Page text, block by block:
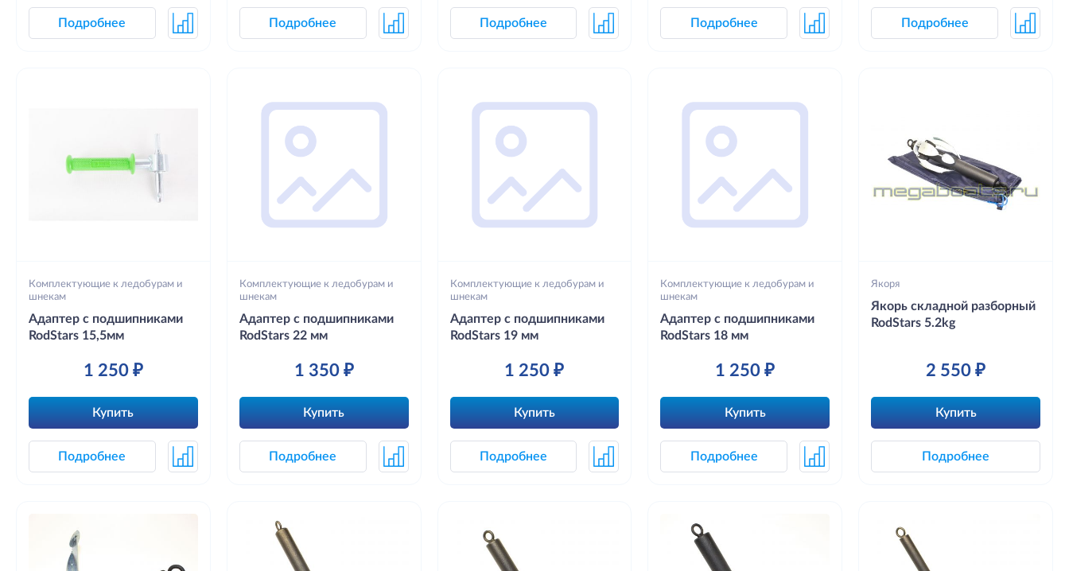
Подробнее Подробнее Подробнее Подробнее Подробнее
Комплектующие к ледобурам и
шнекам
Адаптер с подшипниками
RodStars 15,5мм
1 250 ₽
Купить
Подробнее
Комплектующие к ледобурам и
шнекам
Адаптер с подшипниками
RodStars 22 мм
1 350 ₽
Купить
Подробнее
Комплектующие к ледобурам и
шнекам
Адаптер с подшипниками
RodStars 19 мм
1 250 ₽
Купить
Подробнее
Комплектующие к ледобурам и
шнекам
Адаптер с подшипниками
RodStars 18 мм
1 250 ₽
Купить
Подробнее
Якоря
Якорь складной разборный
RodStars 5.2kg
2 550 ₽
Купить
Подробнее